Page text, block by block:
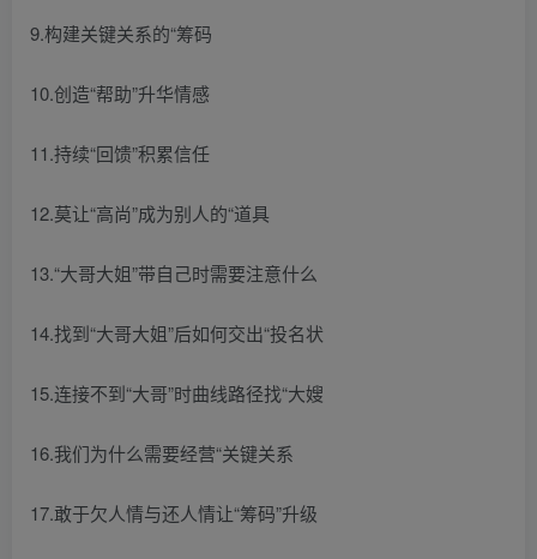
9.构建关键关系的“筹码
10.创造“帮助”升华情感
11.持续“回馈”积累信任
12.莫让“高尚”成为别人的“道具
13.“大哥大姐”带自己时需要注意什么
14.找到“大哥大姐”后如何交出“投名状
15.连接不到“大哥”时曲线路径找“大嫂
16.我们为什么需要经营“关键关系
17.敢于欠人情与还人情让“筹码”升级